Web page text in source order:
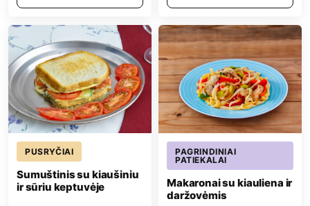
PUSRYČIAI
Sumuštinis su kiaušiniu
ir sūriu keptuvėje
PAGRINDINIAI
PATIEKALAI
Makaronai su kiauliena ir
daržovėmis